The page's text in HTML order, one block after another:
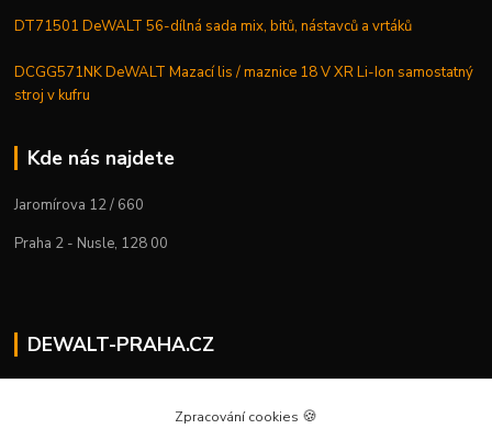
DT71501 DeWALT 56-dílná sada mix, bitů, nástavců a vrtáků
DCGG571NK DeWALT Mazací lis / maznice 18 V XR Li-Ion samostatný
stroj v kufru
Kde nás najdete
Jaromírova 12 / 660
Praha 2 - Nusle, 128 00
DEWALT-PRAHA.CZ
+420 224 936 535
Zpracování cookies 🍪